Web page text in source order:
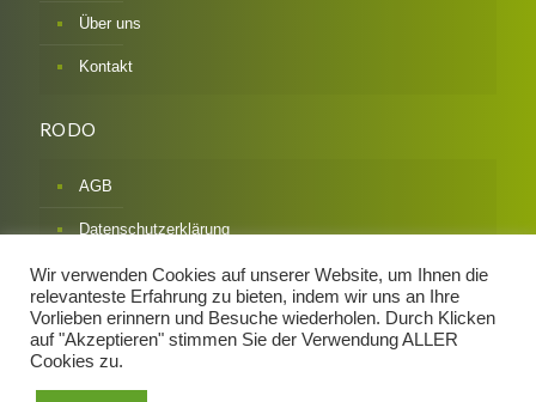
Über uns
Kontakt
RODO
AGB
Datenschutzerklärung
Impressum
Widerrufsbelehrung & Formular
Zahlarten / Versandarten
Wir verwenden Cookies auf unserer Website, um Ihnen die
relevanteste Erfahrung zu bieten, indem wir uns an Ihre
Vorlieben erinnern und Besuche wiederholen. Durch Klicken
auf "Akzeptieren" stimmen Sie der Verwendung ALLER
Cookies zu.